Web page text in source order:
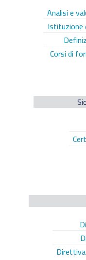
Analisi e
Istituzione
Corsi di